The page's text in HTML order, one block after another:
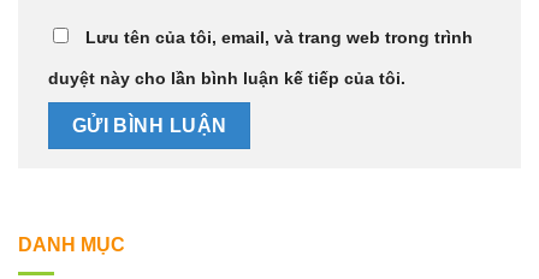
Lưu tên của tôi, email, và trang web trong trình
duyệt này cho lần bình luận kế tiếp của tôi.
DANH MỤC